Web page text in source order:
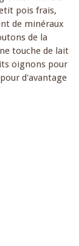
pois frais,
de minéraux
de la
touche de lait
oignons pour
d'avantage